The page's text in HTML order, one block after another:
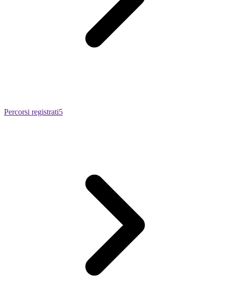
Percorsi registrati5